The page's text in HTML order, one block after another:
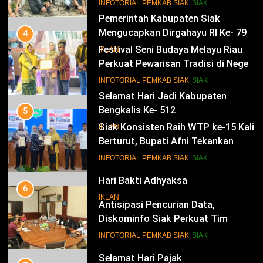
13
Pemerintah Kabupaten Siak
Mengucapkan Dirgahayu RI Ke- 79
IKLAN
14
Selamat Hari Jadi Kabupaten
Bengkalis Ke- 512
IKLAN
15
Hari Bakti Adhyaksa
IKLAN
16
Selamat Hari Pajak
Pesisir
INFOTORIAL PEMKAB SIAK SIAK
4
Festival Seni Budaya Melayu Riau
Perkuat Pewarisan Tradisi di Negeri
Istana
INFOTORIAL PEMKAB SIAK SIAK
5
Siak Konsisten Raih WTP ke-15 Kali
Berturut, Bupati Afni Tekankan
Penguatan Tata Kelola Keuangan
INFOTORIAL PEMKAB SIAK SIAK
6
Antisipasi Pencurian Data,
Diskominfo Siak Perkuat Tim
Tanggap Insiden Siber Mendukung
INFOTORIAL PEMKAB SIAK SIAK